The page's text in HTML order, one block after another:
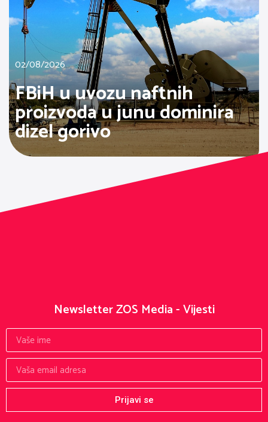
02/08/2026
FBiH u uvozu naftnih
proizvoda u junu dominira
dizel gorivo
Newsletter ZOS Media - Vijesti
Prijavi se